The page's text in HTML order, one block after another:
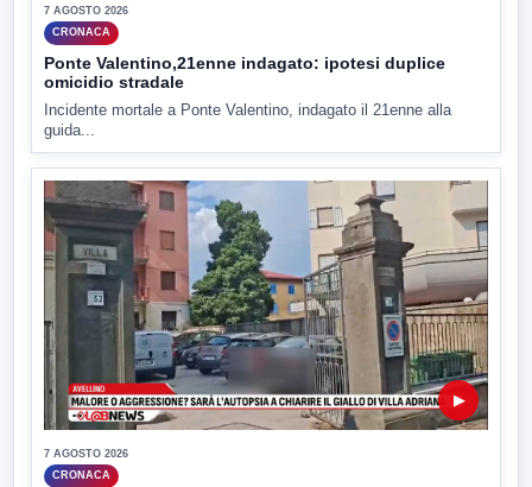
7 AGOSTO 2026
CRONACA
Ponte Valentino,21enne indagato: ipotesi duplice
omicidio stradale
Incidente mortale a Ponte Valentino, indagato il 21enne alla
guida...
▶
7 AGOSTO 2026
CRONACA